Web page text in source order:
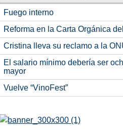
Fuego interno
Reforma en la Carta Orgánica
Cristina lleva su reclamo a la
El salario mínimo debería ser
mayor
Vuelve “VinoFest”